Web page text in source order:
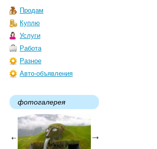
Продам
Куплю
Услуги
Работа
Разное
Авто-объявления
фотогалерея